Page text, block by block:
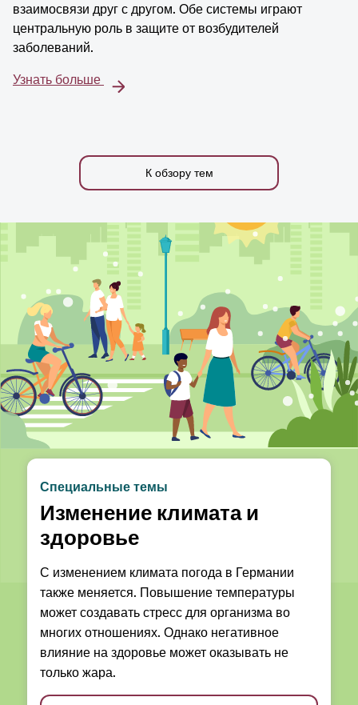
взаимосвязи друг с другом. Обе системы играют
центральную роль в защите от возбудителей
заболеваний.
Узнать больше
К обзору тем
Специальные темы
Изменение климата и
здоровье
С изменением климата погода в Германии
также меняется. Повышение температуры
может создавать стресс для организма во
многих отношениях. Однако негативное
влияние на здоровье может оказывать не
только жара.